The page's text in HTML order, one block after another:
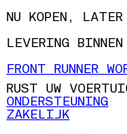
LEVERING
FRONT RUNNER
RUST UW
ONDERSTEUNING
ZAKELIJK